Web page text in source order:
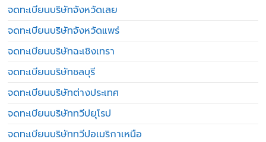
จดทะเบียนบริษัทจังหวัดเลย
จดทะเบียนบริษัทจังหวัดแพร่
จดทะเบียนบริษัทฉะเชิงเทรา
จดทะเบียนบริษัทชลบุรี
จดทะเบียนบริษัทต่างประเทศ
จดทะเบียนบริษัททวีปยุโรป
จดทะเบียนบริษัททวีปอเมริกาเหนือ